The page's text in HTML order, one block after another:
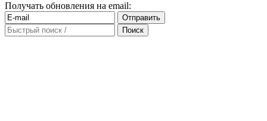
Получать обновления на email: